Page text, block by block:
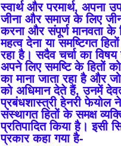
स्वार्थ और परमार्थ, अपना
जीना और समाज के लिए
करना और संपूर्ण मानवता के
महत्व देना या समष्टिगत
रहा है। सदैव चर्चा का
अपने लिए समष्टि के हितों को
का माना जाता रहा है और
को अधिमान देते हैं, उनमें
प्रबंधशास्त्री हेनरी फेयोल
संस्थागत हितों के समक्ष
प्रतिपादित किया है।
प्रकार कहा गया है-